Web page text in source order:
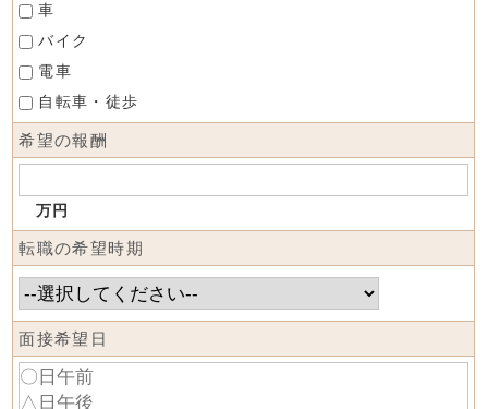
車
バイク
電車
自転車・徒歩
希望の報酬
万円
転職の希望時期
面接希望日